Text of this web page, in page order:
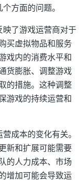
方面的问题。
了游戏运营商对于
买虚拟物品和服务
戏内的消费水平和
货膨胀、调整游戏
的措施。这种调整
游戏的持续运营和
成本的变化有关。
新和扩展可能需要
的人力成本、市场
增加可能会导致运